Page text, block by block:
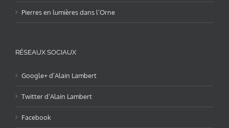
Pierres en lumières dans l’Orne
RÉSEAUX SOCIAUX
Google+ d’Alain Lambert
Twitter d’Alain Lambert
Facebook